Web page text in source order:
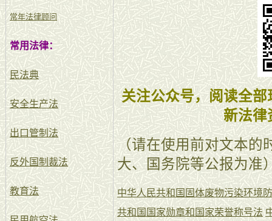
常年法律顾问
常用法律：
民法典
安全生产法
出口管制法
反外国制裁法
教育法
关注公众号，阅读全
新法律
（请在使用前对文本的
大、国务院等公报为准
中华人民共和国固体废物污染环境
共和国国家勋章和国家荣誉称号法